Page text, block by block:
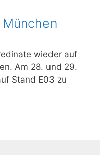
wieder auf
Am 28. und 29.
Stand E03 zu